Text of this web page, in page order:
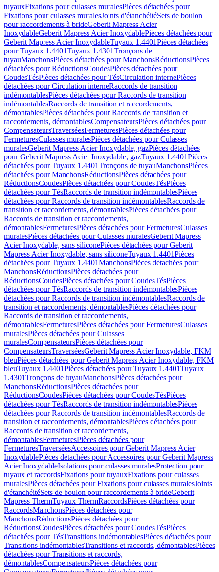
tuyauxFixations pour culasses muralesPièces détachées pour
Fixations pour culasses muralesJoints d'étanchéitéSets de boulon
pour raccordements à brideGeberit Mapress Acier
InoxydableGeberit Mapress Acier InoxydablePièces détachées pour
Geberit Mapress Acier InoxydableTuyaux 1.4401Pièces détachées
pour Tuyaux 1.4401Tuyaux 1.4301Tronçons de
tuyauManchonsPièces détachées pour ManchonsRéductionsPièces
détachées pour RéductionsCoudesPièces détachées pour
CoudesTésPièces détachées pour TésCirculation internePièces
détachées pour Circulation interneRaccords de transition
indémontablesPièces détachées pour Raccords de transition
indémontablesRaccords de transition et raccordements,
démontablesPièces détachées pour Raccords de transition et
raccordements, démontablesCompensateursPièces détachées pour
CompensateursTraverséesFermeturesPièces détachées pour
FermeturesCulasses muralesPièces détachées pour Culasses
muralesGeberit Mapress Acier Inoxydable, gazPièces détachées
pour Geberit Mapress Acier Inoxydable, gazTuyaux 1.4401Pièces
détachées pour Tuyaux 1.4401Tronçons de tuyauManchonsPièces
détachées pour ManchonsRéductionsPièces détachées pour
RéductionsCoudesPièces détachées pour CoudesTésPièces
détachées pour TésRaccords de transition indémontablesPièces
détachées pour Raccords de transition indémontablesRaccords de
transition et raccordements, démontablesPièces détachées pour
Raccords de transition et raccordements,
démontablesFermeturesPièces détachées pour FermeturesCulasses
muralesPièces détachées pour Culasses muralesGeberit Mapress
Acier Inoxydable, sans siliconePièces détachées pour Geberit
Mapress Acier Inoxydable, sans siliconeTuyaux 1.4401Pièces
détachées pour Tuyaux 1.4401ManchonsPièces détachées pour
ManchonsRéductionsPièces détachées pour
RéductionsCoudesPièces détachées pour CoudesTésPièces
détachées pour TésRaccords de transition indémontablesPièces
détachées pour Raccords de transition indémontablesRaccords de
transition et raccordements, démontablesPièces détachées pour
Raccords de transition et raccordements,
démontablesFermeturesPièces détachées pour FermeturesCulasses
muralesPièces détachées pour Culasses
muralesCompensateursPièces détachées pour
CompensateursTraverséesGeberit Mapress Acier Inoxydable, FKM
bleuPièces détachées pour Geberit Mapress Acier Inoxydable, FKM
bleuTuyaux 1.4401Pièces détachées pour Tuyaux 1.4401Tuyaux
1.4301Tronçons de tuyauManchonsPièces détachées pour
ManchonsRéductionsPièces détachées pour
RéductionsCoudesPièces détachées pour CoudesTésPièces
détachées pour TésRaccords de transition indémontablesPièces
détachées pour Raccords de transition indémontablesRaccords de
transition et raccordements, démontablesPièces détachées pour
Raccords de transition et raccordements,
démontablesFermeturesPièces détachées pour
FermeturesTraverséesAccessoires pour Geberit Mapress Acier
InoxydablePièces détachées pour Accessoires pour Geberit Mapress
Acier InoxydableIsolations pour culasses muralesProtection pour
tuyaux et raccordsFixations pour tuyauxFixations pour culasses
muralesPièces détachées pour Fixations pour culasses muralesJoints
d'étanchéitéSets de boulon pour raccordements à brideGeberit
Mapress ThermTuyaux ThermRaccordsPièces détachées pour
RaccordsManchonsPièces détachées pour
ManchonsRéductionsPièces détachées pour
RéductionsCoudesPièces détachées pour CoudesTésPièces
détachées pour TésTransitions indémontablesPièces détachées pour
Transitions indémontablesTransitions et raccords, démontablesPièces
détachées pour Transitions et raccords,
démontablesCompensateursPièces détachées pour